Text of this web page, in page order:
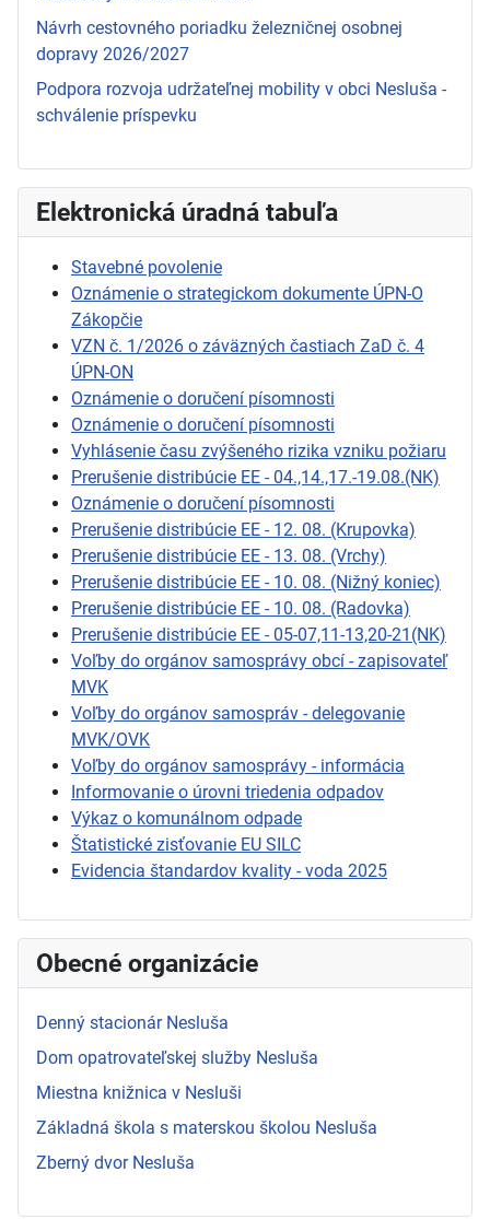
Návrh cestovného poriadku železničnej osobnej
dopravy 2026/2027
Podpora rozvoja udržateľnej mobility v obci Nesluša -
schválenie príspevku
Elektronická úradná tabuľa
Stavebné povolenie
Oznámenie o strategickom dokumente ÚPN-O
Zákopčie
VZN č. 1/2026 o záväzných častiach ZaD č. 4
ÚPN-ON
Oznámenie o doručení písomnosti
Oznámenie o doručení písomnosti
Vyhlásenie času zvýšeného rizika vzniku požiaru
Prerušenie distribúcie EE - 04.,14.,17.-19.08.(NK)
Oznámenie o doručení písomnosti
Prerušenie distribúcie EE - 12. 08. (Krupovka)
Prerušenie distribúcie EE - 13. 08. (Vrchy)
Prerušenie distribúcie EE - 10. 08. (Nižný koniec)
Prerušenie distribúcie EE - 10. 08. (Radovka)
Prerušenie distribúcie EE - 05-07,11-13,20-21(NK)
Voľby do orgánov samosprávy obcí - zapisovateľ
MVK
Voľby do orgánov samospráv - delegovanie
MVK/OVK
Voľby do orgánov samosprávy - informácia
Informovanie o úrovni triedenia odpadov
Výkaz o komunálnom odpade
Štatistické zisťovanie EU SILC
Evidencia štandardov kvality - voda 2025
Obecné organizácie
Denný stacionár Nesluša
Dom opatrovateľskej služby Nesluša
Miestna knižnica v Nesluši
Základná škola s materskou školou Nesluša
Zberný dvor Nesluša